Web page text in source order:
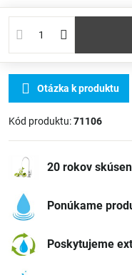
Otázka k produktu
Kód produktu:71106
20 rokov
Ponúkame
Poskytujeme